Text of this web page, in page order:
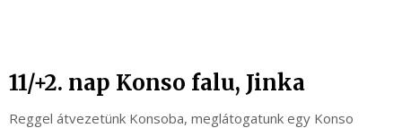
11/+2. nap Konso falu, Jinka
Reggel átvezetünk Konsoba, meglátogatunk egy Konso